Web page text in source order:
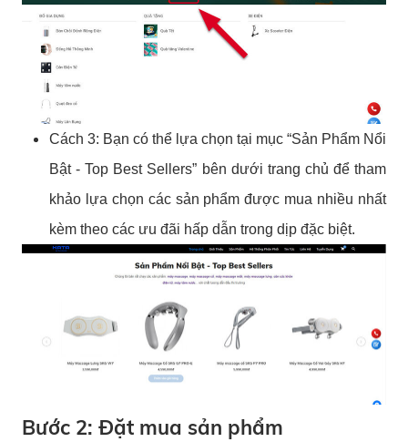
Cách 3: Bạn có thể lựa chọn tại mục “Sản Phẩm Nổi
Bật - Top Best Sellers” bên dưới trang chủ để tham
khảo lựa chọn các sản phẩm được mua nhiều nhất
kèm theo các ưu đãi hấp dẫn trong dịp đặc biệt.
Bước 2: Đặt mua sản phẩm